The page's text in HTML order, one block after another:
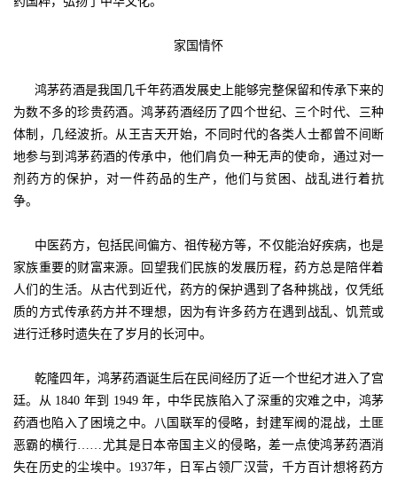
家国情怀
鸿茅药酒是我国几千年药酒发展史上能够完整保留和传承下来的
为数不多的珍贵药酒。鸿茅药酒经历了四个世纪、三个时代、三种
体制，几经波折。从王吉天开始，不同时代的各类人士都曾不间断
地参与到鸿茅药酒的传承中，他们肩负一种无声的使命，通过对一
剂药方的保护，对一件药品的生产，他们与贫困、战乱进行着抗
争。
中医药方，包括民间偏方、祖传秘方等，不仅能治好疾病，也是
家族重要的财富来源。回望我们民族的发展历程，药方总是陪伴着
人们的生活。从古代到近代，药方的保护遇到了各种挑战，仅凭纸
质的方式传承药方并不理想，因为有许多药方在遇到战乱、饥荒或
进行迁移时遗失在了岁月的长河中。
乾隆四年，鸿茅药酒诞生后在民间经历了近一个世纪才进入了宫
廷。从 1840 年到 1949 年，中华民族陷入了深重的灾难之中，鸿茅
药酒也陷入了困境之中。八国联军的侵略，封建军阀的混战，土匪
恶霸的横行……尤其是日本帝国主义的侵略，差一点使鸿茅药酒消
失在历史的尘埃中。1937年，日军占领厂汉营，千方百计想将药方